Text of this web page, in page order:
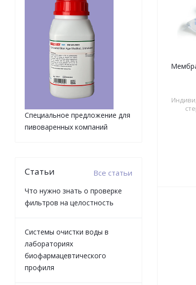
Специальное предложение для
пивоваренных компаний
Статьи Все статьи
Что нужно знать о проверке
фильтров на целостность
Системы очистки воды в
лабораториях
биофармацевтического
профиля